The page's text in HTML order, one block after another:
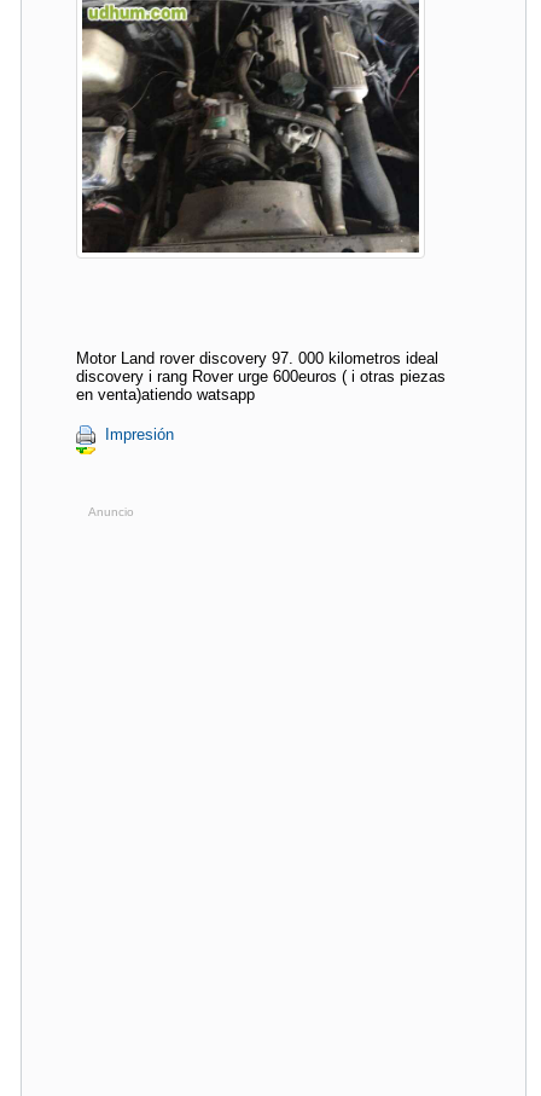
Motor Land rover discovery 97. 000 kilometros ideal
discovery i rang Rover urge 600euros ( i otras piezas
en venta)atiendo watsapp
Impresión
Anuncio